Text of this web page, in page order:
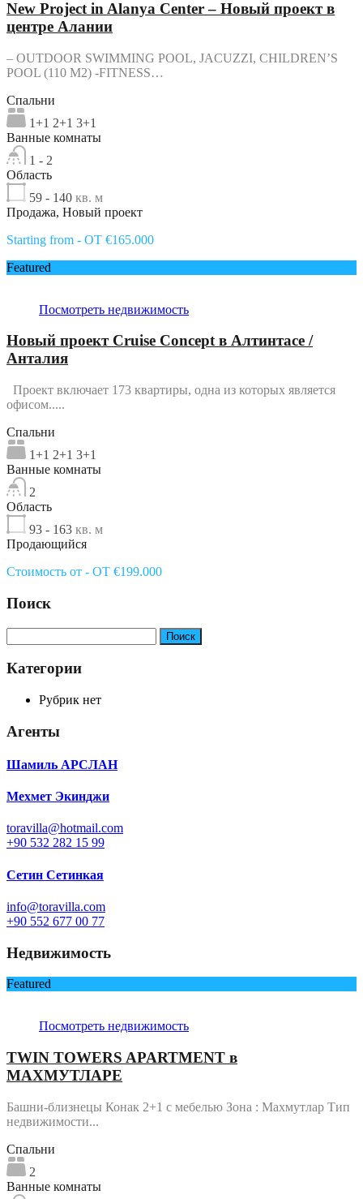
New Project in Alanya Center – Новый проект в
центре Алании
– OUTDOOR SWIMMING POOL, JACUZZI, CHILDREN’S
POOL (110 M2) -FITNESS…
Спальни
1+1 2+1 3+1
Ванные комнаты
1 - 2
Область
59 - 140 кв. м
Продажа, Новый проект
Starting from - OT €165.000
Featured
Посмотреть недвижимость
Новый проект Cruise Concept в Алтинтасе /
Анталия
Проект включает 173 квартиры, одна из которых является
офисом.....
Спальни
1+1 2+1 3+1
Ванные комнаты
2
Область
93 - 163 кв. м
Продающийся
Стоимость от - OT €199.000
Поиск
Категории
Рубрик нет
Агенты
Шамиль АРСЛАН
Мехмет Экинджи
toravilla@hotmail.com
+90 532 282 15 99
Сетин Сетинкая
info@toravilla.com
+90 552 677 00 77
Недвижимость
Featured
Посмотреть недвижимость
TWIN TOWERS APARTMENT в
МАХМУТЛАРЕ
Башни-близнецы Конак 2+1 с мебелью Зона : Махмутлар Тип
недвижимости...
Спальни
2
Ванные комнаты